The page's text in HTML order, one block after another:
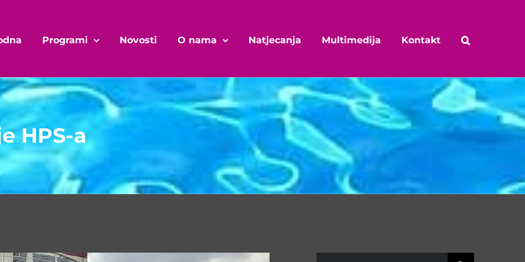
Programi Novosti O nama Natjecanja Multimedija Kontakt
HPS-a